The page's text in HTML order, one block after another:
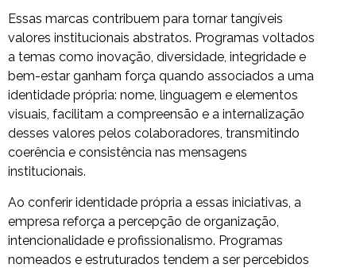
Essas marcas contribuem para tornar tangíveis
valores institucionais abstratos. Programas voltados
a temas como inovação, diversidade, integridade e
bem-estar ganham força quando associados a uma
identidade própria: nome, linguagem e elementos
visuais, facilitam a compreensão e a internalização
desses valores pelos colaboradores, transmitindo
coerência e consistência nas mensagens
institucionais.
Ao conferir identidade própria a essas iniciativas, a
empresa reforça a percepção de organização,
intencionalidade e profissionalismo. Programas
nomeados e estruturados tendem a ser percebidos